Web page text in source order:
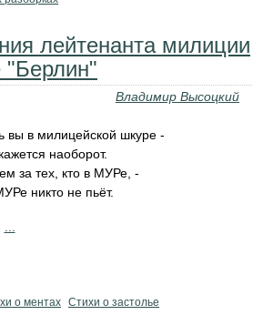
лейтенанта милиции
"Берлин"
Владимир Высоцкий
вы в милицейской шкуре -
наоборот.
за тех, кто в МУРе, -
никто не пьёт.
о ментах Стихи о застолье